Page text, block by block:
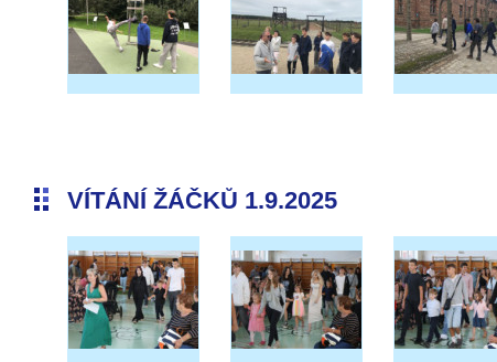
VÍTÁNÍ ŽÁČKŮ 1.9.2025